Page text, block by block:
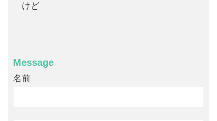
けど
Message
名前